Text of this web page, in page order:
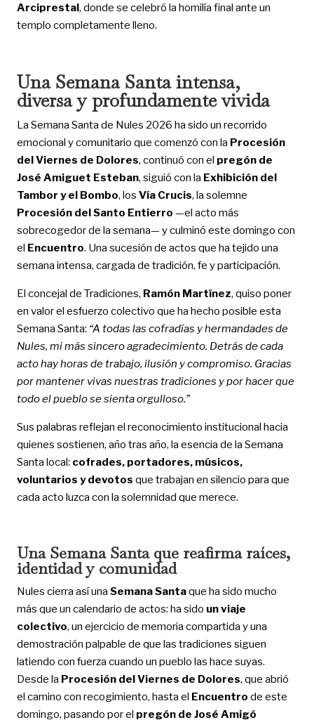
Arciprestal, donde se celebró la homilía final ante un
templo completamente lleno.
Una Semana Santa intensa,
diversa y profundamente vivida
La Semana Santa de Nules 2026 ha sido un recorrido
emocional y comunitario que comenzó con la Procesión
del Viernes de Dolores, continuó con el pregón de
José Amiguet Esteban, siguió con la Exhibición del
Tambor y el Bombo, los Vía Crucis, la solemne
Procesión del Santo Entierro —el acto más
sobrecogedor de la semana— y culminó este domingo con
el Encuentro. Una sucesión de actos que ha tejido una
semana intensa, cargada de tradición, fe y participación.
El concejal de Tradiciones, Ramón Martínez, quiso poner
en valor el esfuerzo colectivo que ha hecho posible esta
Semana Santa: “A todas las cofradías y hermandades de
Nules, mi más sincero agradecimiento. Detrás de cada
acto hay horas de trabajo, ilusión y compromiso. Gracias
por mantener vivas nuestras tradiciones y por hacer que
todo el pueblo se sienta orgulloso.”
Sus palabras reflejan el reconocimiento institucional hacia
quienes sostienen, año tras año, la esencia de la Semana
Santa local: cofrades, portadores, músicos,
voluntarios y devotos que trabajan en silencio para que
cada acto luzca con la solemnidad que merece.
Una Semana Santa que reafirma raíces,
identidad y comunidad
Nules cierra así una Semana Santaque ha sido mucho
más que un calendario de actos: ha sido un viaje
colectivo, un ejercicio de memoria compartida y una
demostración palpable de que las tradiciones siguen
latiendo con fuerza cuando un pueblo las hace suyas.
Desde la Procesión del Viernes de Dolores, que abrió
el camino con recogimiento, hasta el Encuentro de este
domingo, pasando por el pregón de José Amigó